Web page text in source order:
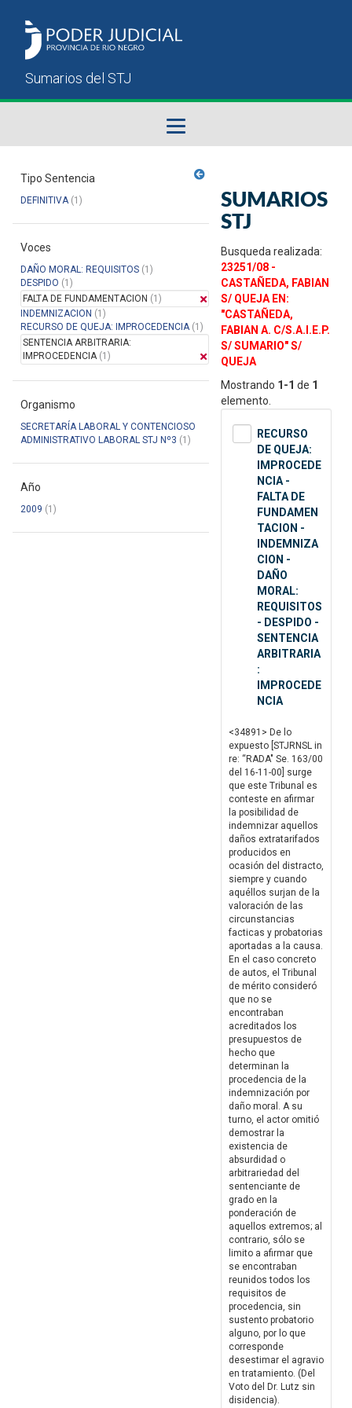
Sumarios del STJ
Manual del Usuario
Tipo Sentencia
DEFINITIVA(1)
Voces
DAÑO MORAL: REQUISITOS (1)
DESPIDO (1)
FALTA DE FUNDAMENTACION (1)
INDEMNIZACION (1)
RECURSO DE QUEJA: IMPROCEDENCIA(1)
SENTENCIA ARBITRARIA:
IMPROCEDENCIA(1)
Organismo
SECRETARÍA LABORAL Y CONTENCIOSO
ADMINISTRATIVO LABORAL STJ Nº3 (1)
Año
2009 (1)
SUMARIOS
STJ
Busqueda realizada:
23251/08 -
CASTAÑEDA, FABIAN
S/ QUEJA EN:
"CASTAÑEDA,
FABIAN A. C/S.A.I.E.P.
S/ SUMARIO" S/
QUEJA
Mostrando 1-1 de 1
elemento.
RECURSO
DE QUEJA:
IMPROCEDE
NCIA -
FALTA DE
FUNDAMEN
TACION -
INDEMNIZA
CION -
DAÑO
MORAL:
REQUISITOS
- DESPIDO -
SENTENCIA
ARBITRARIA
:
IMPROCEDE
NCIA
<34891> De lo
expuesto [STJRNSL in
re: “RADA" Se. 163/00
del 16-11-00] surge
que este Tribunal es
conteste en afirmar
la posibilidad de
indemnizar aquellos
daños extratarifados
producidos en
ocasión del distracto,
siempre y cuando
aquéllos surjan de la
valoración de las
circunstancias
facticas y probatorias
aportadas a la causa.
En el caso concreto
de autos, el Tribunal
de mérito consideró
que no se
encontraban
acreditados los
presupuestos de
hecho que
determinan la
procedencia de la
indemnización por
daño moral. A su
turno, el actor omitió
demostrar la
existencia de
absurdidad o
arbitrariedad del
sentenciante de
grado en la
ponderación de
aquellos extremos; al
contrario, sólo se
limito a afirmar que
se encontraban
reunidos todos los
requisitos de
procedencia, sin
sustento probatorio
alguno, por lo que
corresponde
desestimar el agravio
en tratamiento. (Del
Voto del Dr. Lutz sin
disidencia).